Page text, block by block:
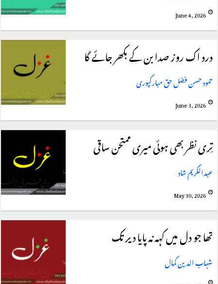
June 4, 2026
درد اک روز صدا بن کے بکھر جائے گا
حمود حسن فضل حق مبارکپوری
June 3, 2026
تِری نظر بھی ہوئی میری ممتحن ساقی
عبدالکریم شاد
May 30, 2026
تھا جو دل میں کہہ نہ پایا دیر تک
شہاب الدین کمال